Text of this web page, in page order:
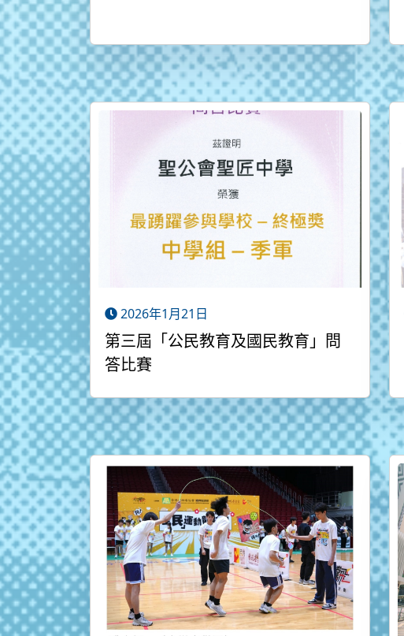
2026年1月21日
第三屆「公民教育及國民教育」問
答比賽